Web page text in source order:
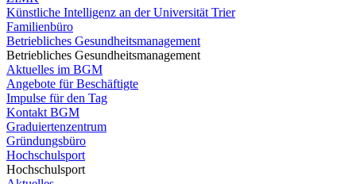
Künstliche Intelligenz an der Universität Trier
Familienbüro
Betriebliches Gesundheitsmanagement
Betriebliches Gesundheitsmanagement
Aktuelles im BGM
Angebote für Beschäftigte
Impulse für den Tag
Kontakt BGM
Graduiertenzentrum
Gründungsbüro
Hochschulsport
Hochschulsport